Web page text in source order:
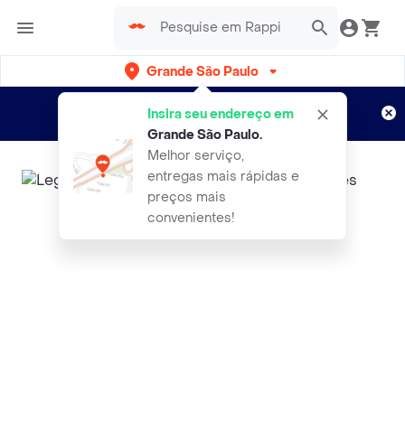
Grande São Paulo
Insira seu endereço em
Grande São Paulo.
Melhor serviço,
entregas mais rápidas e
preços mais
convenientes!
Entregas grátis por 15 dias!
Aplicam T&C